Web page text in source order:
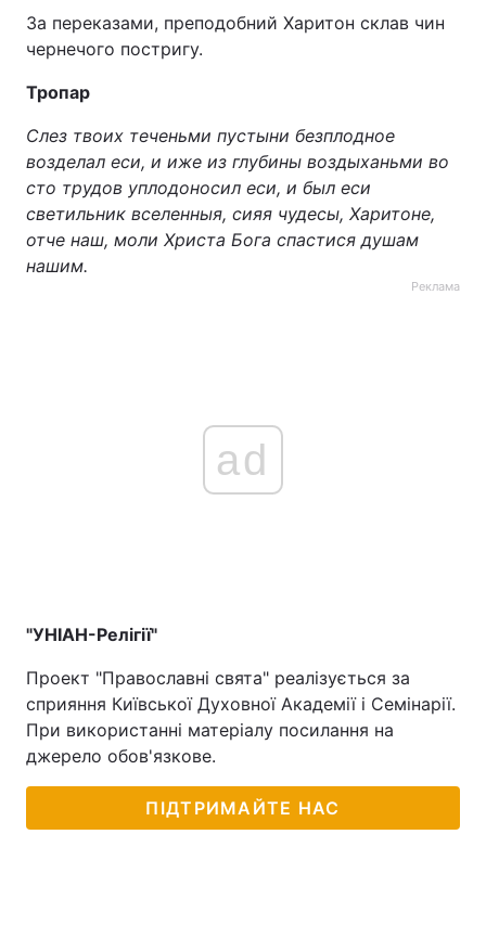
За переказами, преподобний Харитон склав чин
чернечого постригу.
Тропар
Слез твоих теченьми пустыни безплодное
возделал еси, и иже из глубины воздыханьми во
сто трудов уплодоносил еси, и был еси
светильник вселенныя, сияя чудесы, Харитоне,
отче наш, моли Христа Бога спастися душам
нашим.
Реклама
ad
"УНІАН-Релігії"
Проект "Православні свята" реалізується за
сприяння Київської Духовної Академії і Семінарії.
При використанні матеріалу посилання на
джерело обов'язкове.
ПІДТРИМАЙТЕ НАС